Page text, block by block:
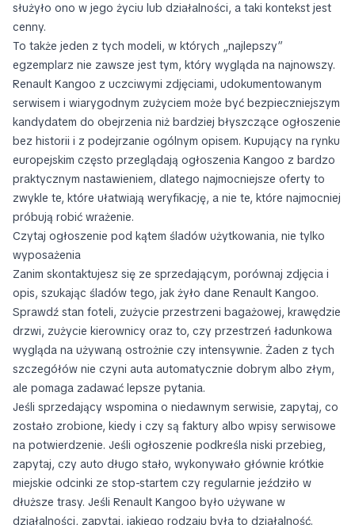
służyło ono w jego życiu lub działalności, a taki kontekst jest
cenny.
To także jeden z tych modeli, w których „najlepszy”
egzemplarz nie zawsze jest tym, który wygląda na najnowszy.
Renault Kangoo z uczciwymi zdjęciami, udokumentowanym
serwisem i wiarygodnym zużyciem może być bezpieczniejszym
kandydatem do obejrzenia niż bardziej błyszczące ogłoszenie
bez historii i z podejrzanie ogólnym opisem. Kupujący na rynku
europejskim często przeglądają ogłoszenia Kangoo z bardzo
praktycznym nastawieniem, dlatego najmocniejsze oferty to
zwykle te, które ułatwiają weryfikację, a nie te, które najmocniej
próbują robić wrażenie.
Czytaj ogłoszenie pod kątem śladów użytkowania, nie tylko
wyposażenia
Zanim skontaktujesz się ze sprzedającym, porównaj zdjęcia i
opis, szukając śladów tego, jak żyło dane Renault Kangoo.
Sprawdź stan foteli, zużycie przestrzeni bagażowej, krawędzie
drzwi, zużycie kierownicy oraz to, czy przestrzeń ładunkowa
wygląda na używaną ostrożnie czy intensywnie. Żaden z tych
szczegółów nie czyni auta automatycznie dobrym albo złym,
ale pomaga zadawać lepsze pytania.
Jeśli sprzedający wspomina o niedawnym serwisie, zapytaj, co
zostało zrobione, kiedy i czy są faktury albo wpisy serwisowe
na potwierdzenie. Jeśli ogłoszenie podkreśla niski przebieg,
zapytaj, czy auto długo stało, wykonywało głównie krótkie
miejskie odcinki ze stop-startem czy regularnie jeździło w
dłuższe trasy. Jeśli Renault Kangoo było używane w
działalności, zapytaj, jakiego rodzaju była to działalność.